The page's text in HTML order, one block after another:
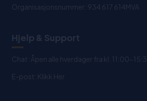
Organisasjonsnummer: 934 617 614MVA
Hjelp & Support
Chat: Åpen alle hverdager fra kl. 11:00-
E-post: Klikk Her